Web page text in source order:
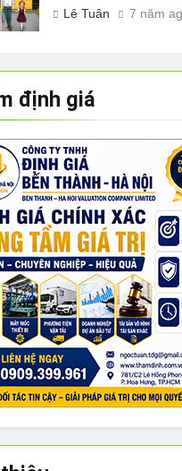
Lê Tuân 7 năm
định giá